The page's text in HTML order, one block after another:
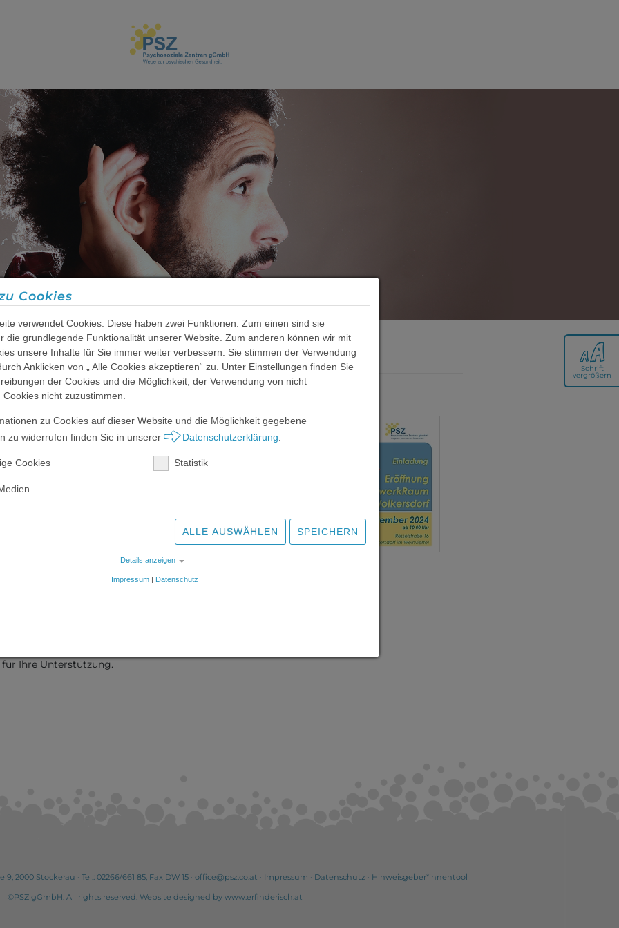
werkRaum Wolkersdorf
die Eröffnung unseres
am Donnerstag, den 19. September,
Tatsache, dass weite Teile
als Katastrophengebiet gelten, fühlen
Solidarität mit den von der
zu zeigen. Ihre Unterstützung
Stelle.
uns nicht leichtgefallen, besonders im
unseres Teams und unserer
in den Umzug, den Neustart
für die Eröffnungsfeier investiert haben.
einen freudigen Neubeginn und den
dieses Prozesses markieren.
in dieser schwierigen Situation und
Ihre Unterstützung.
Schrift
vergrößern
9, 2000 Stockerau · Tel.: 02266/661 85, Fax DW 15 · office@psz.co.at · Impressum · Datenschutz · Hinweisgeber*innentool
©PSZ gGmbH. All rights reserved. Website designed by www.erfinderisch.at
Cookies
verwendet Cookies. Diese haben zwei Funktionen: Zum einen sind sie
die grundlegende Funktionalität unserer Website. Zum anderen können wir mit
unsere Inhalte für Sie immer weiter verbessern. Sie stimmen der Verwendung
Anklicken von „ Alle Cookies akzeptieren“ zu. Unter Einstellungen finden Sie
der Cookies und die Möglichkeit, der Verwendung von nicht
nicht zuzustimmen.
zu Cookies auf dieser Website und die Möglichkeit gegebene
zu widerrufen finden Sie in unserer
Datenschutzerklärung
Cookies Statistik
ALLE AUSWÄHLEN SPEICHERN
Details anzeigen
Impressum | Datenschutz